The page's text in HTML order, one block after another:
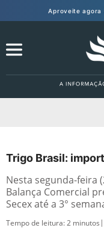
Aproveite agora
Trigo Brasil:
Nesta segunda-feira
Balança Comercial
Secex até a 3°
Tempo de leitura:2 minutos